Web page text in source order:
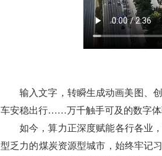
输入文字，转瞬生成动画美图、
车安稳出行……万千触手可及的数字
如今，算力正深度赋能各行各业
型乏力的煤炭资源型城市，始终牢记